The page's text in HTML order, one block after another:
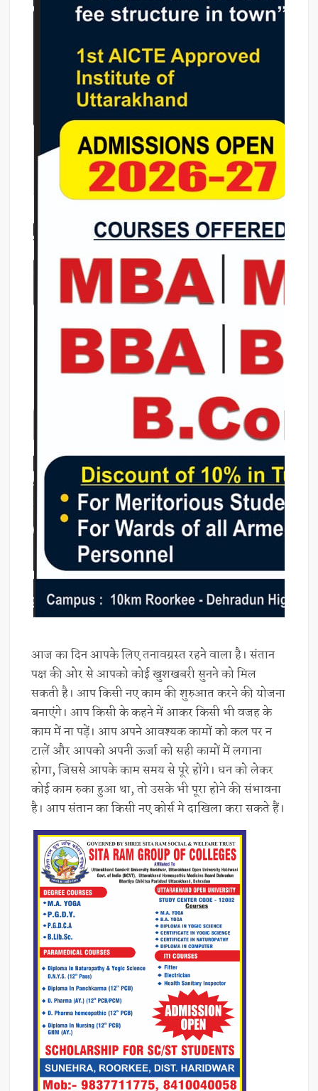
आज का दिन आपके लिए तनावग्रस्त रहने वाला है। संतान
पक्ष की ओर से आपको कोई खुशखबरी सुनने को मिल
सकती है। आप किसी नए काम की शुरुआत करने की योजना
बनाएंगे। आप किसी के कहने में आकर किसी भी वजह के
काम में ना पड़ें। आप अपने आवश्यक कामों को कल पर न
टालें और आपको अपनी ऊर्जा को सही कामों में लगाना
होगा, जिससे आपके काम समय से पूरे होंगे। धन को लेकर
कोई काम रुका हुआ था, तो उसके भी पूरा होने की संभावना
है। आप संतान का किसी नए कोर्स मे दाखिला करा सकते हैं।